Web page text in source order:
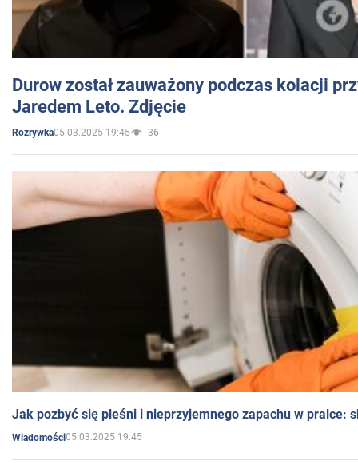
Durow został zauważony podczas kolacji
Jaredem Leto. Zdjęcie
Rozrywka05.03.2025 19:45 36
Jak pozbyć się pleśni i nieprzyjemnego zapachu w pralce:
Wiadomości05.03.2025 19:45